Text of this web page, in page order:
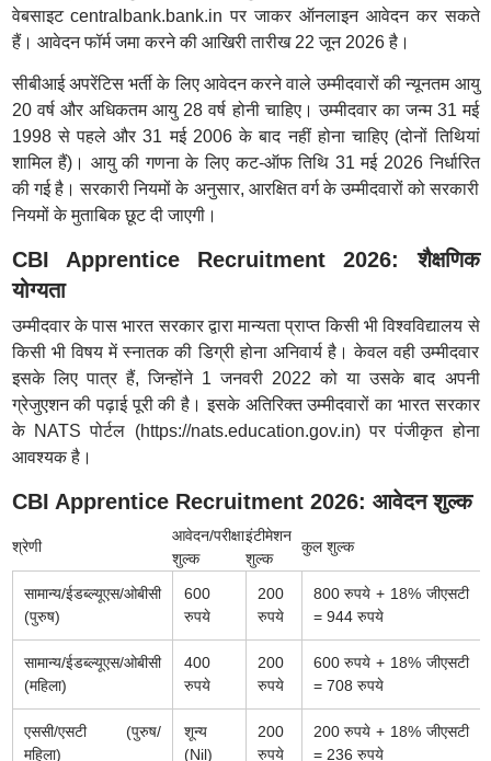
वेबसाइट centralbank.bank.in पर जाकर ऑनलाइन आवेदन कर सकते
हैं। आवेदन फॉर्म जमा करने की आखिरी तारीख 22 जून 2026 है।
सीबीआई अपरेंटिस भर्ती के लिए आवेदन करने वाले उम्मीदवारों की न्यूनतम आयु
20 वर्ष और अधिकतम आयु 28 वर्ष होनी चाहिए। उम्मीदवार का जन्म 31 मई
1998 से पहले और 31 मई 2006 के बाद नहीं होना चाहिए (दोनों तिथियां
शामिल हैं)। आयु की गणना के लिए कट-ऑफ तिथि 31 मई 2026 निर्धारित
की गई है। सरकारी नियमों के अनुसार, आरक्षित वर्ग के उम्मीदवारों को सरकारी
नियमों के मुताबिक छूट दी जाएगी।
CBI Apprentice Recruitment 2026: शैक्षणिक
योग्यता
उम्मीदवार के पास भारत सरकार द्वारा मान्यता प्राप्त किसी भी विश्वविद्यालय से
किसी भी विषय में स्नातक की डिग्री होना अनिवार्य है। केवल वही उम्मीदवार
इसके लिए पात्र हैं, जिन्होंने 1 जनवरी 2022 को या उसके बाद अपनी
ग्रेजुएशन की पढ़ाई पूरी की है। इसके अतिरिक्त उम्मीदवारों का भारत सरकार
के NATS पोर्टल (https://nats.education.gov.in) पर पंजीकृत होना
आवश्यक है।
CBI Apprentice Recruitment 2026: आवेदन शुल्क
श्रेणी
आवेदन/परीक्षा
शुल्क
इंटीमेशन
शुल्क
कुल शुल्क
सामान्य/ईडब्ल्यूएस/ओबीसी
(पुरुष)
600
रुपये
200
रुपये
800रुपये + 18% जीएसटी
= 944 रुपये
सामान्य/ईडब्ल्यूएस/ओबीसी
(महिला)
400
रुपये
200
रुपये
600रुपये + 18% जीएसटी
= 708 रुपये
एससी/एसटी (पुरुष/
महिला)
शून्य
(Nil)
200
रुपये
200रुपये + 18% जीएसटी
= 236 रुपये